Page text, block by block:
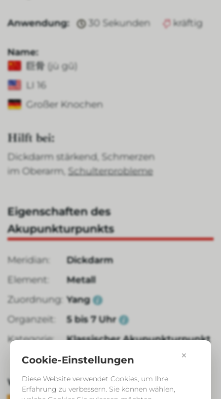
Anwendung: 30 Sekunden kräftig
Name:
巨骨 (jù gŭ)
LI 16
Großer Knochen
Hilft bei:
Dickdarm stärkend, Schmerzen
im Oberarm, Schulterprobleme
Eigenschaften des
Akupunkturpunkts
Meridian:
Dickdarm
Element:
Metall
Zuordnung: Yang
Organzeit:
5 bis 7 Uhr
Kategorie:
Klassischer Akupunkturpunkt
Wirkung aus Sicht der TCM:
×
Cookie-Einstellungen
Diese Website verwendet Cookies, um Ihre
Erfahrung zu verbessern. Sie können wählen,